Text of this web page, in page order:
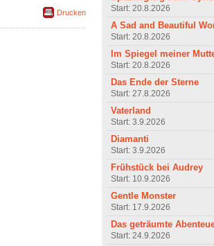
Drucken Start: 20.8.2026
A Sad and Beautiful
Start: 20.8.2026
Im Spiegel meiner
Start: 20.8.2026
Das Ende der Sterne
Start: 27.8.2026
Vaterland
Start: 3.9.2026
Diamanti
Start: 3.9.2026
Frühstück bei Audrey
Start: 10.9.2026
Gentle Monster
Start: 17.9.2026
Das geträumte
Start: 24.9.2026